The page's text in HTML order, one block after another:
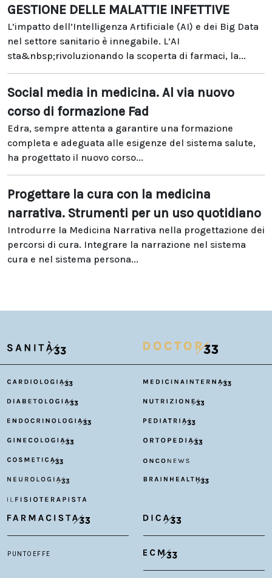
GESTIONE DELLE MALATTIE INFETTIVE
L’impatto dell’Intelligenza Artificiale (AI) e dei Big Data
nel settore sanitario è innegabile. L’AI
sta&nbsp;rivoluzionando la scoperta di farmaci, la...
Social media in medicina. Al via nuovo
corso di formazione Fad
Edra, sempre attenta a garantire una formazione
completa e adeguata alle esigenze del sistema salute,
ha progettato il nuovo corso...
Progettare la cura con la medicina
narrativa. Strumenti per un uso quotidiano
Introdurre la Medicina Narrativa nella progettazione dei
percorsi di cura. Integrare la narrazione nel sistema
cura e nel sistema persona...